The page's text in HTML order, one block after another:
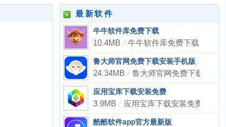
最新软件
牛牛软件库免费下载
10.4MB/ 牛牛软件库免费下载
鲁大师官网免费下载安装手机版
24.34MB/ 鲁大师官网免费下载安装手
应用宝库下载安装免费
3.9MB/ 应用宝库下载安装免费
酷酷软件app官方最新版